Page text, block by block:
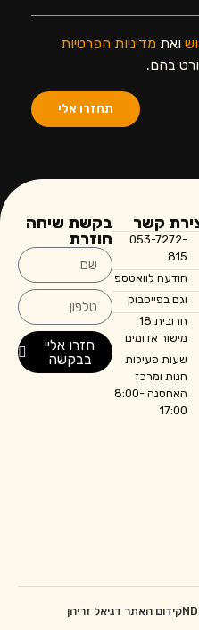
ואת מדיניות הפרטיות
בהם.
תחזרו אלי
קשר
053-7272-
815
הודעה לוואטספ
וגם בפייסבוק
חרובית 18
מישור אדומים
שעות פעילות
חנות ומרכז
האחסנה 8:00-
17:00
בקשת שיחה
חוזרת
חזרו אליי
בבקשה
קידום האתר דניאל זריהן